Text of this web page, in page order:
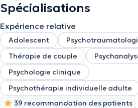
- Accompagnement au deuil et maladie
Spécialisations
Expérience relative
Adolescent
Thérapie de couple
Psychologie clinique
Psychothérapie individuelle adulte
39 recommandation des patients